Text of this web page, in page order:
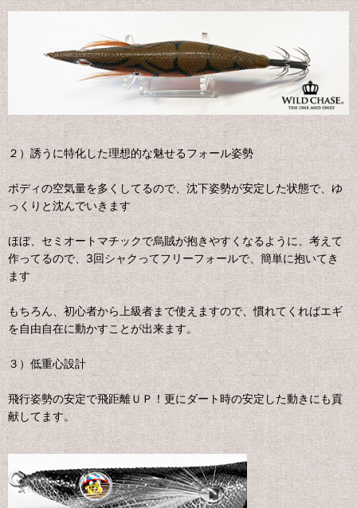
２）誘うに特化した理想的な魅せるフォール姿勢
ボディの空気量を多くしてるので、沈下姿勢が安定した状態で、ゆ
っくりと沈んでいきます
ほぼ、セミオートマチックで烏賊が抱きやすくなるように、考えて
作ってるので、3回シャクってフリーフォールで、簡単に抱いてき
ます
もちろん、初心者から上級者まで使えますので、慣れてくればエギ
を自由自在に動かすことが出来ます。
３）低重心設計
飛行姿勢の安定で飛距離ＵＰ！更にダート時の安定した動きにも貢
献してます。